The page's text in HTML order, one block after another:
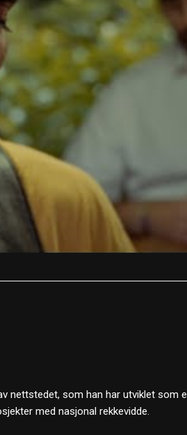
nettstedet, som han har utviklet som
med nasjonal rekkevidde.